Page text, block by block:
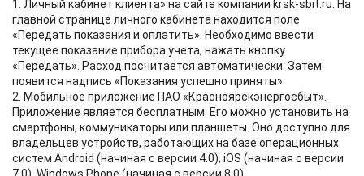
1. Личный кабинет клиента» на сайте компании krsk-sbit.ru. На
главной странице личного кабинета находится поле
«Передать показания и оплатить». Необходимо ввести
текущее показание прибора учета, нажать кнопку
«Передать». Расход посчитается автоматически. Затем
появится надпись «Показания успешно приняты».
2. Мобильное приложение ПАО «Красноярскэнергосбыт».
Приложение является бесплатным. Его можно установить на
смартфоны, коммуникаторы или планшеты. Оно доступно для
владельцев устройств, работающих на базе операционных
систем Android (начиная с версии 4.0), iOS (начиная с версии